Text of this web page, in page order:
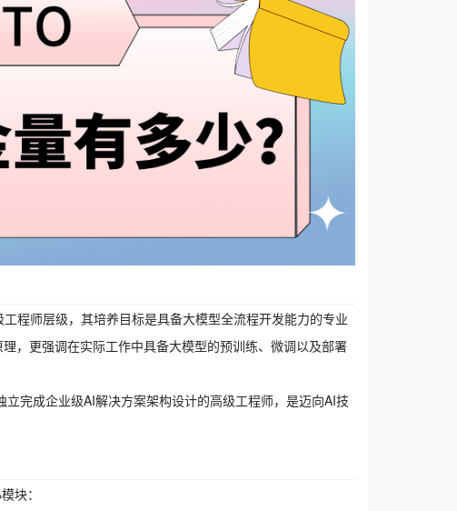
程师层级，其培养目标是具备大模型全流程开发能力的专业
，更强调在实际工作中具备大模型的预训练、微调以及部署
完成企业级AI解决方案架构设计的高级工程师，是迈向AI技
块：